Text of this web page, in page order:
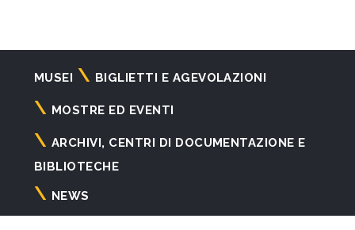
Navigazione
principale
MUSEI BIGLIETTI E AGEVOLAZIONI
MOSTRE ED EVENTI
ARCHIVI, CENTRI DI DOCUMENTAZIONE E
BIBLIOTECHE
NEWS